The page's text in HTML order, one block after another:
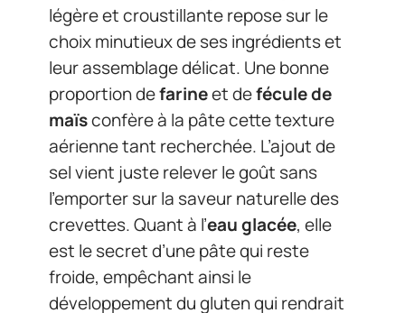
légère et croustillante repose sur le
choix minutieux de ses ingrédients et
leur assemblage délicat. Une bonne
proportion defarineet defécule de
maïsconfère à la pâte cette texture
aérienne tant recherchée. L’ajout de
sel vient juste relever le goût sans
l’emporter sur la saveur naturelle des
crevettes. Quant à l’eau glacée, elle
est le secret d’une pâte qui reste
froide, empêchant ainsi le
développement du gluten qui rendrait